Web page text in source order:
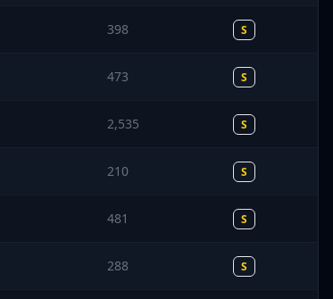
398 S
473 S
2,535 S
210 S
481 S
288 S